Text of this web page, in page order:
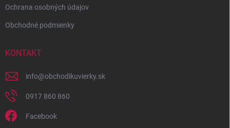
Ochrana osobných údajov
Obchodné podmienky
KONTAKT
info@obchodikuvierky.sk
0917 860 860
Facebook